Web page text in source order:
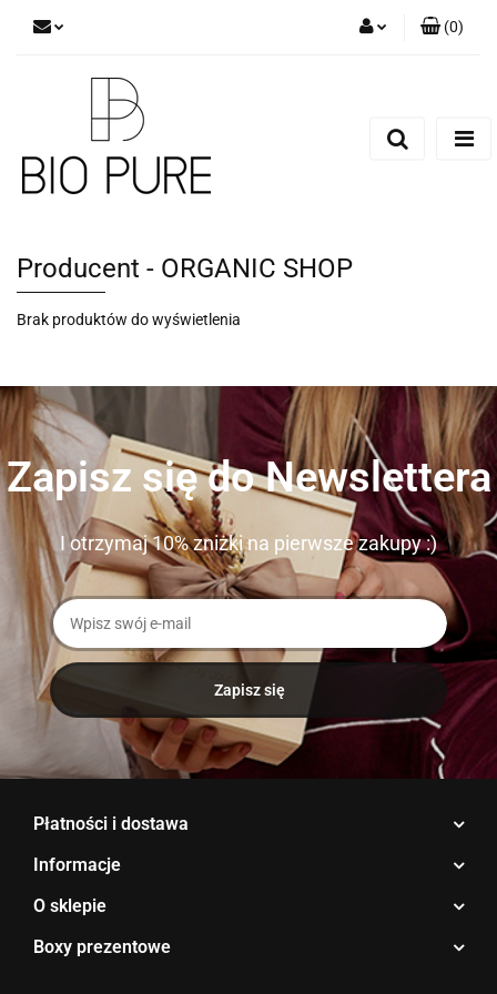
(0)
Producent - ORGANIC SHOP
Brak produktów do wyświetlenia
Zapisz się do Newslettera
I otrzymaj 10% zniżki na pierwsze zakupy :)
Płatności i dostawa
Informacje
O sklepie
Boxy prezentowe